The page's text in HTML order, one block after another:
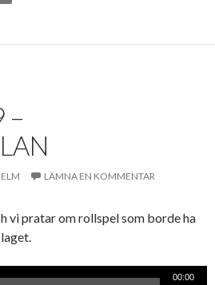
–
LÄMNA EN KOMMENTAR
vi pratar om rollspel som borde ha
00:00